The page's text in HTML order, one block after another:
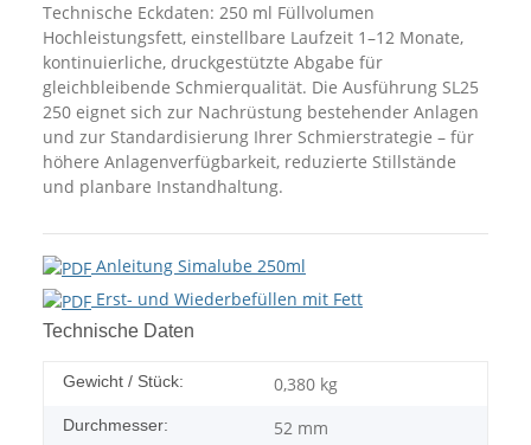
Technische Eckdaten: 250 ml Füllvolumen
Hochleistungsfett, einstellbare Laufzeit 1–12 Monate,
kontinuierliche, druckgestützte Abgabe für
gleichbleibende Schmierqualität. Die Ausführung SL25
250 eignet sich zur Nachrüstung bestehender Anlagen
und zur Standardisierung Ihrer Schmierstrategie – für
höhere Anlagenverfügbarkeit, reduzierte Stillstände
und planbare Instandhaltung.
Anleitung Simalube 250ml
Erst- und Wiederbefüllen mit Fett
Technische Daten
Gewicht / Stück: 0,380 kg
Durchmesser: 52 mm